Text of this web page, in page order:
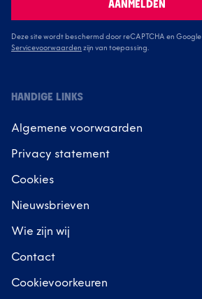
AANMELDEN
Deze site wordt beschermd door reCAPTCHA en Google
Servicevoorwaarden zijn van toepassing.
HANDIGE LINKS
Algemene voorwaarden
Privacy statement
Cookies
Nieuwsbrieven
Wie zijn wij
Contact
Cookievoorkeuren